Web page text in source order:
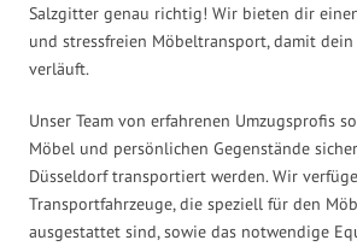
Salzgitter genau richtig! Wir bieten dir
und stressfreien Möbeltransport, damit
verläuft.
Unser Team von erfahrenen Umzugsprofis
Möbel und persönlichen Gegenstände
Düsseldorf transportiert werden. Wir
Transportfahrzeuge, die speziell für den
ausgestattet sind, sowie das notwendige